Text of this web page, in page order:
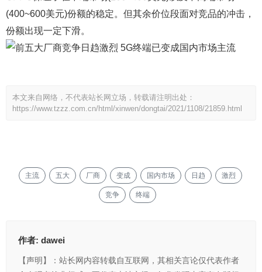
(400~600美元)份额的稳定。但其余价位段面对竞品的冲击，
份额出现一定下滑。
本文来自网络，不代表站长网立场，转载请注明出处：
https://www.tzzz.com.cn/html/xinwen/dongtai/2021/1108/21859.html
主流 五大 厂商 变成 国内市场 日趋 激烈
竞争 终端
作者: dawei
【声明】：站长网内容转载自互联网，其相关言论仅代表作者